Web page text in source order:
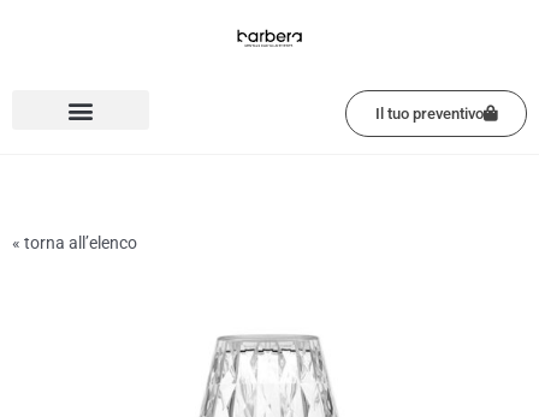
Il tuo preventivo
« torna all’elenco